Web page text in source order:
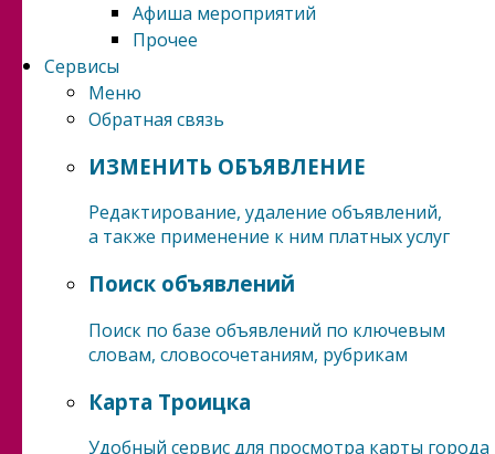
Афиша мероприятий
Прочее
Сервисы
Меню
Обратная связь
ИЗМЕНИТЬ ОБЪЯВЛЕНИЕ
Редактирование, удаление объявлений,
а также применение к ним платных услуг
Поиск объявлений
Поиск по базе объявлений по ключевым
словам, словосочетаниям, рубрикам
Карта Троицка
Удобный сервис для просмотра карты города